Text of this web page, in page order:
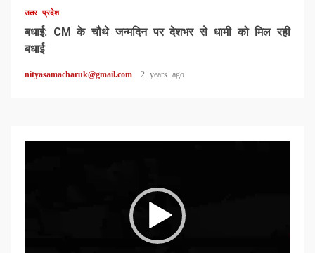
उत्तर प्रदेश
बधाई: CM के चौथे जन्मदिन पर देशभर से धामी को मिल रही
बधाई
nityasamacharuk@gmail.com 2 years ago